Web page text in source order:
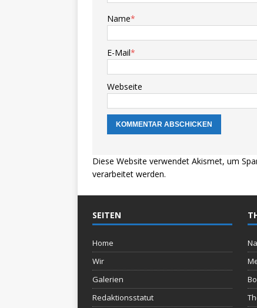
Name*
E-Mail*
Webseite
Diese Website verwendet Akismet, um
verarbeitet werden.
SEITEN
Home
Wir
Galerien
Redaktionsstatut